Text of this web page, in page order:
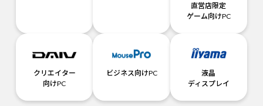
直営店限定
ゲーム向けPC
クリエイター
向けPC
ビジネス向けPC
液晶
ディスプレイ